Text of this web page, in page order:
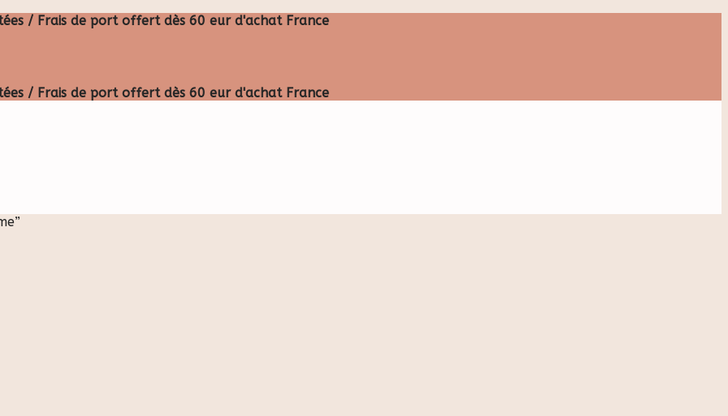
/ Frais de port offert dès 60 eur d'achat France
/ Frais de port offert dès 60 eur d'achat France